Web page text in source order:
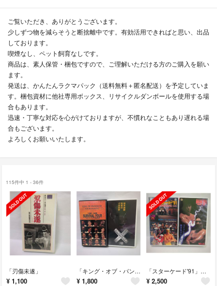
ご覧いただき、ありがとうございます。
少しずつ物を減らそうと断捨離中です。有効活用できればと思い、出品
しております。
喫煙なし、ペット飼育なしです。
商品は、素人保管・梱包ですので、ご理解いただける方のご購入を願い
ます。
発送は、かんたんラクマパック（送料無料＋匿名配送）を予定していま
す。梱包資材に他社専用ボックス、リサイクルダンボールを使用する場
合もあります。
迅速・丁寧な対応を心がけておりますが、不慣れなこともあり遅れる場
合もございます。
よろしくお願いいたします。
115件中 1 - 36件
「刃傷未遂」
¥ 1,100
「キング・オブ・パンクラス トーナメント」「船木誠勝 真実の17分05秒」
¥ 1,800
「スターケード'91」「闘魂VスペシャルVOL28」
¥ 2,500